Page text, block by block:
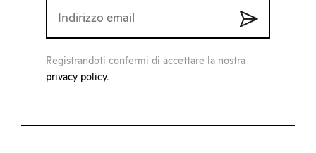
Registrandoti confermi di accettare la nostra
privacy policy.